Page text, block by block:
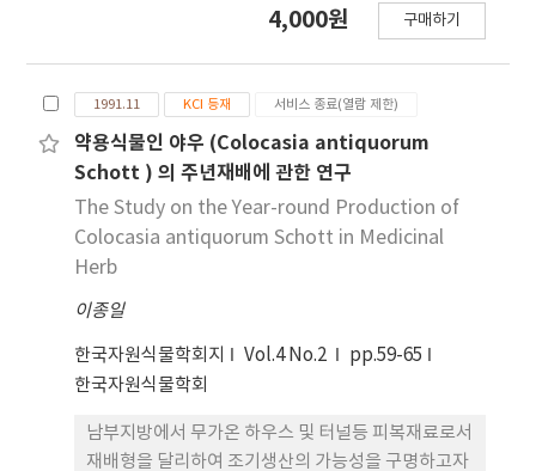
이다. 유리 온실에서 강화쑥을 육묘 6주, 정식 후 8 주
2·s-1에 서도 포화되지 않았다. 생육속도는 정식 후
2주후에 최고에 도달하였고 정식 후 8주부터 감소하
기 시작하 였다. 강화쑥은 다년생 숙근초로 계절 변화
에 민감하게 반응하여 봄 여름의 영양 생장기에는 높
은 생육과 성 분 함량을 나타내었으나, 가을과 겨울에
는 개화 및 월 동으로 인하여 생육 및 유파틸린 성분
를 위하여는 이를 억제하기 위한 야파 처리의 적용이
필수적인 것으로 판단되었다. 2종류의 스트레스와 1
종류의 eliciter를 처 리하였다. 건조 스트레스는 수확
전 5, 6, 7, 8 일간 관수을 중단하였고, 염류 스트레스
는 수확 3일전 양액 에 염화나트륨 추가하여 2, 4, 6,
8dS·m-1 농도로 하였 고, 메틸자스모네이트는 수
4,000원 구매하기
1991.11 KCI 등재 서비스 종료(열람 제한)
약용식물인 야우 (Colocasia antiquorum
Schott ) 의 주년재배에 관한 연구
The Study on the Year-round Production of
Colocasia antiquorum Schott in Medicinal
Herb
이종일
한국자원식물학회지 Vol.4 No.2
pp.59-65
한국자원식물학회
남부지방에서 무가온 하우스 및 터널등 피복재료로서
재배형을 달리하여 조기생산의 가능성을 구명하고자